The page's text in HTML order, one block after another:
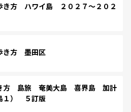
き方 ハワイ島 ２０２７～２０２
き方 墨田区
方 島旅 奄美大島 喜界島 加計
１） ５訂版